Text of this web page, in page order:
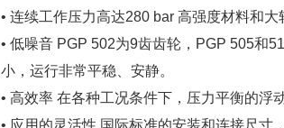
• 连续工作压力高达280 bar 高强度材料和
• 低噪音 PGP 502为9齿齿轮，PGP 505和
小，运行非常平稳、安静。
• 高效率 在各种工况条件下，压力平衡的浮
• 应用的灵活性 国际标准的安装和连接尺寸